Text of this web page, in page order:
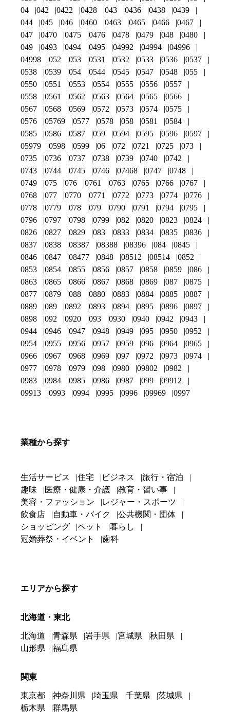
04
042 0422 0428 043 0436 0438
0439
044
045 046 0460 0463 0465 0466
0467
047
0470 0475 0476 0478 0479 048
0480
049
0493 0494 0495 04992 04994
04996
04998
052 053 0531 0532 0533 0536
0537
0538
0539 054 0544 0545 0547 0548
055
0550
0551 0553 0554 0555 0556
0557
0558
0561 0562 0563 0564 0565
0566
0567
0568 0569 0572 0573 0574
0575
0576
05769 0577 0578 058 0581
0584
0585
0586 0587 059 0594 0595 0596
0597
05979
0598 0599 06 072 0721 0725
073
0735
0736 0737 0738 0739 0740
0742
0743
0744 0745 0746 07468 0747
0748
0749
075 076 0761 0763 0765 0766
0767
0768
077 0770 0771 0772 0773 0774
0776
0778
0779 078 079 0790 0791 0794
0795
0796
0797 0798 0799 082 0820 0823
0824
0826
0827 0829 083 0833 0834 0835
0836
0837
0838 08387 08388 08396 084
0845
0846
0847 08477 0848 08512 08514
0852
0853
0854 0855 0856 0857 0858 0859
086
0863
0865 0866 0867 0868 0869 087
0875
0877
0879 088 0880 0883 0884 0885
0887
0889
089 0892 0893 0894 0895 0896
0897
0898
092 0920 093 0930 0940 0942
0943
0944
0946 0947 0948 0949 095 0950
0952
0954
0955 0956 0957 0959 096 0964
0965
0966
0967 0968 0969 097 0972 0973
0974
0977
0978 0979 098 0980 09802
0982
0983
0984 0985 0986 0987 099
09912
09913
0993 0994 0995 0996 09969 0997
業種から探す
生活サービス 住宅 ビジネス
旅行・宿泊
趣味
医療・健康・介護
教育・習い事
美容・ファッション
レジャー・スポーツ
飲食店
自動車・バイク
公共機関・団体
ショッピング
ペット
暮らし
冠婚葬祭・イベント
歯科
エリアから探す
北海道・東北
北海道 青森県 岩手県 宮城県
秋田県
山形県
福島県
関東
東京都 神奈川県 埼玉県 千葉県
茨城県
栃木県
群馬県